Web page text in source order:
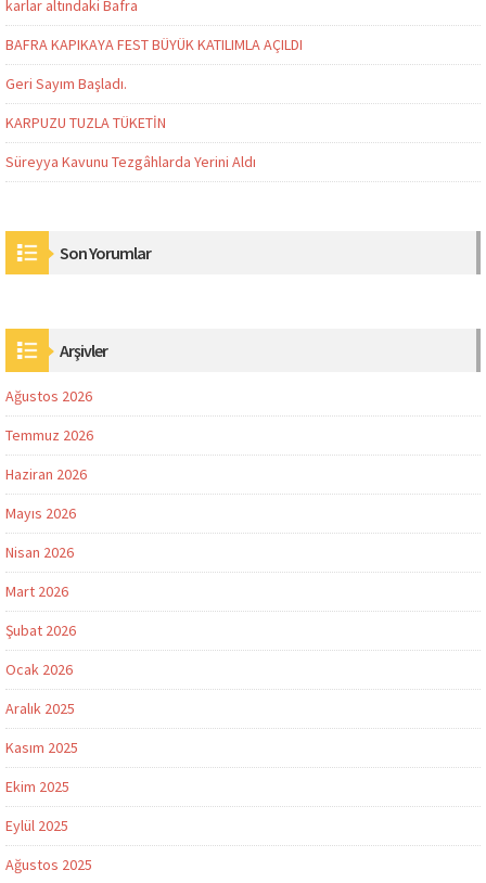
karlar altındaki Bafra
BAFRA KAPIKAYA FEST BÜYÜK KATILIMLA AÇILDI
Geri Sayım Başladı.
KARPUZU TUZLA TÜKETİN
Süreyya Kavunu Tezgâhlarda Yerini Aldı
Son Yorumlar
Arşivler
Ağustos 2026
Temmuz 2026
Haziran 2026
Mayıs 2026
Nisan 2026
Mart 2026
Şubat 2026
Ocak 2026
Aralık 2025
Kasım 2025
Ekim 2025
Eylül 2025
Ağustos 2025